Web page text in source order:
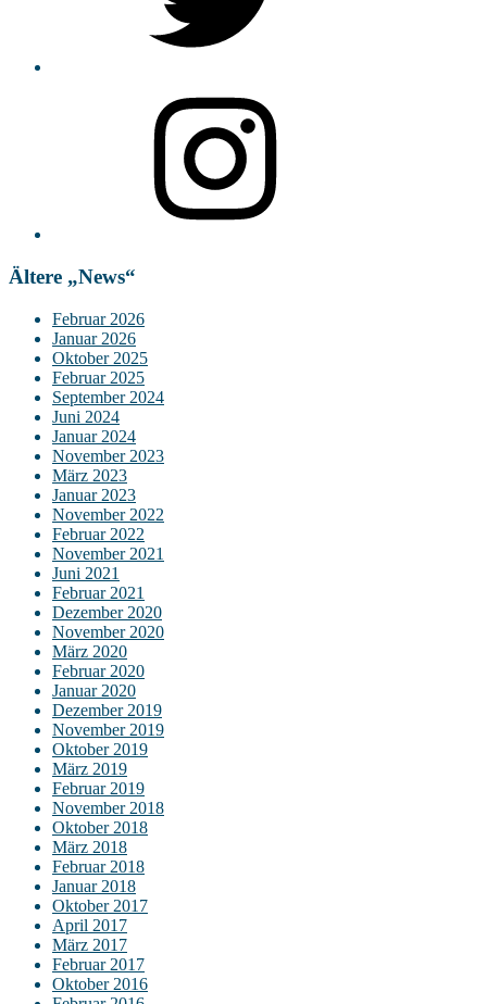
Ältere „News“
Februar 2026
Januar 2026
Oktober 2025
Februar 2025
September 2024
Juni 2024
Januar 2024
November 2023
März 2023
Januar 2023
November 2022
Februar 2022
November 2021
Juni 2021
Februar 2021
Dezember 2020
November 2020
März 2020
Februar 2020
Januar 2020
Dezember 2019
November 2019
Oktober 2019
März 2019
Februar 2019
November 2018
Oktober 2018
März 2018
Februar 2018
Januar 2018
Oktober 2017
April 2017
März 2017
Februar 2017
Oktober 2016